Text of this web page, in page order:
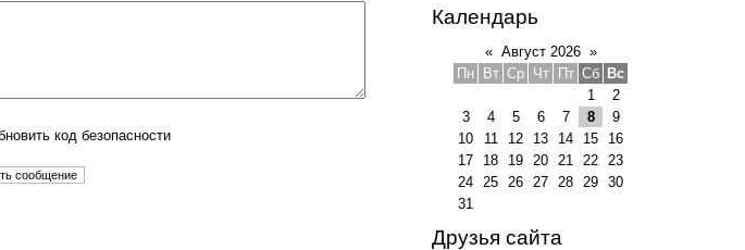
Календарь
« Август 2026 »
Пн
Вт Ср Чт Пт Сб Вс
1
2
3
4 5 6 7 8
9
10
11 12 13 14 15
16
17
18 19 20 21 22
23
24
25 26 27 28 29 30
31
Друзья сайта